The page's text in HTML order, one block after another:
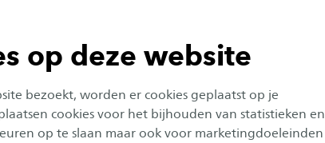
op deze website
bezoekt, worden er cookies geplaatst op je
cookies voor het bijhouden van statistieken en
op te slaan maar ook voor marketingdoeleinden
met het vak centraal.